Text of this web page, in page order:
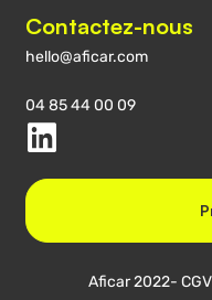
Contactez-nous
hello@aficar.com
04 85 44 00 09
Aficar 2022- CGV